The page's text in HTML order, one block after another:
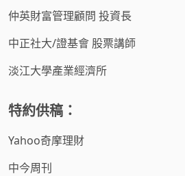
仲英財富管理顧問 投資長
中正社大/證基會 股票講師
淡江大學產業經濟所
特約供稿：
Yahoo奇摩理財
中今周刊